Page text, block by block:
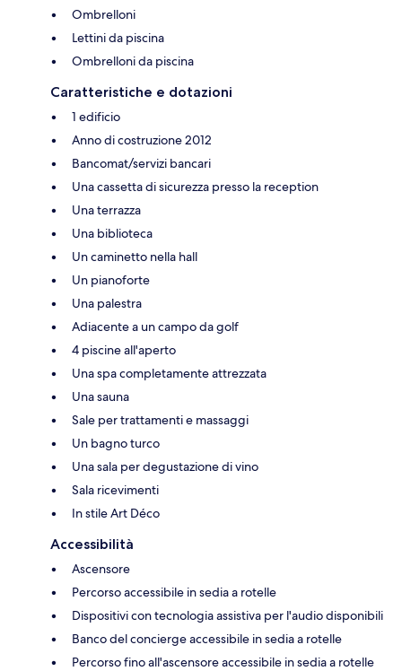
Ombrelloni
Lettini da piscina
Ombrelloni da piscina
Caratteristiche e dotazioni
1 edificio
Anno di costruzione 2012
Bancomat/servizi bancari
Una cassetta di sicurezza presso la reception
Una terrazza
Una biblioteca
Un caminetto nella hall
Un pianoforte
Una palestra
Adiacente a un campo da golf
4 piscine all'aperto
Una spa completamente attrezzata
Una sauna
Sale per trattamenti e massaggi
Un bagno turco
Una sala per degustazione di vino
Sala ricevimenti
In stile Art Déco
Accessibilità
Ascensore
Percorso accessibile in sedia a rotelle
Dispositivi con tecnologia assistiva per l'audio disponibili
Banco del concierge accessibile in sedia a rotelle
Percorso fino all'ascensore accessibile in sedia a rotelle